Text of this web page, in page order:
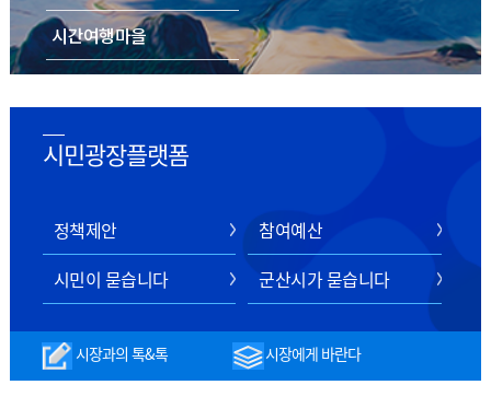
시간여행마을
스마트 관광 전자지도
시민광장플랫폼
정책제안
참여예산
시민이 묻습니다
군산시가 묻습니다
시장과의 톡&톡 시장에게 바란다